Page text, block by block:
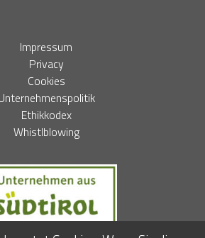
Impressum
Privacy
Cookies
Ethikkodex
Whistlblowing